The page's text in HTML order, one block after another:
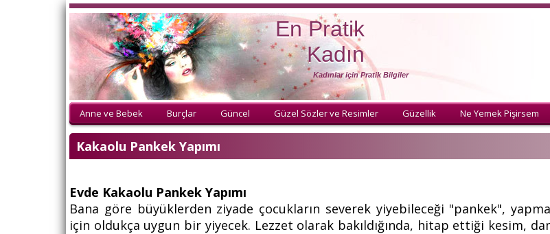
En Pratik
Kadın
Kadınlar için Pratik Bilgiler
Anne ve Bebek Burçlar Güncel Güzel Sözler ve Resimler Güzellik Ne Yemek Pişirsem
Kakaolu Pankek Yapımı
Evde Kakaolu Pankek Yapımı
Bana göre büyüklerden ziyade çocukların severek yiyebileceği "pankek",
için oldukça uygun bir yiyecek. Lezzet olarak bakıldığında, hitap ettiği kesim,